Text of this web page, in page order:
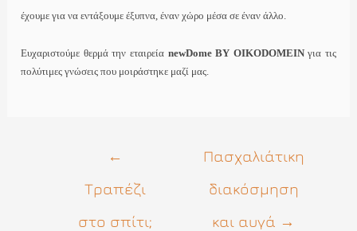
έχουμε για να εντάξουμε έξυπνα, έναν χώρο μέσα σε έναν άλλο.
Ευχαριστούμε θερμά την εταιρεία newDome BY OIKODOMEINγια τις
πολύτιμες γνώσεις που μοιράστηκε μαζί μας.
←
Τραπέζι
στο σπίτι;
Πασχαλιάτικη
διακόσμηση
και αυγά →